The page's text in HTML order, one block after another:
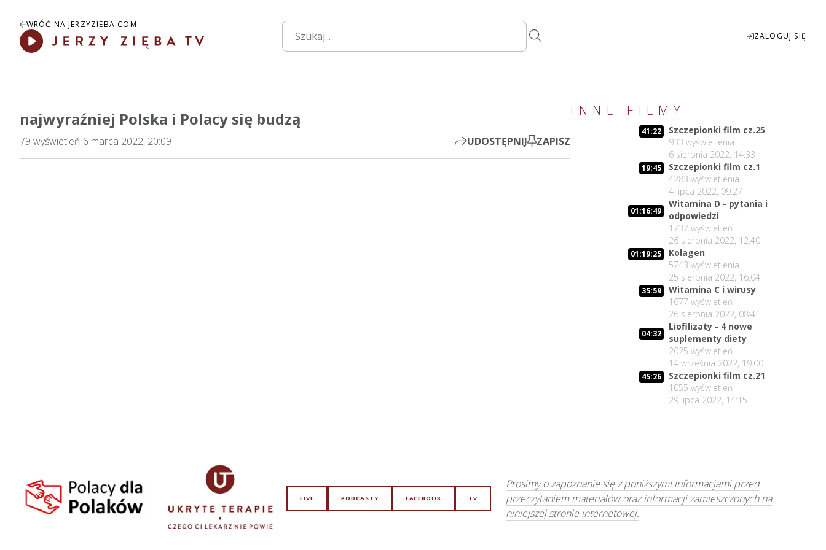
WRÓĆ NA JERZYZIEBA.COM
ZALOGUJ SIĘ
fullscreen
Play
najwyraźniej Polska i Polacy się budzą
79 wyświetleń-6 marca 2022, 20:09 UDOSTĘPNIJ ZAPISZ
INNE FILMY
41:22
Szczepionki film cz.25
933 wyświetlenia
6 sierpnia 2022, 14:33
19:45
Szczepionki film cz.1
4283 wyświetlenia
4 lipca 2022, 09:27
01:16:49
Witamina D - pytania i
odpowiedzi
1737 wyświetleń
26 sierpnia 2022, 12:40
01:19:25
Kolagen
5743 wyświetlenia
25 sierpnia 2022, 16:04
35:59
Witamina C i wirusy
1677 wyświetleń
26 sierpnia 2022, 08:41
04:32
Liofilizaty - 4 nowe
suplementy diety
2025 wyświetleń
14 września 2022, 19:00
45:26
Szczepionki film cz.21
1055 wyświetleń
29 lipca 2022, 14:15
LIVE PODCASTY FACEBOOK TV
Prosimy o zapoznanie się z poniższymi informacjami przed
przeczytaniem materiałów oraz informacji zamieszczonych na
niniejszej stronie internetowej.